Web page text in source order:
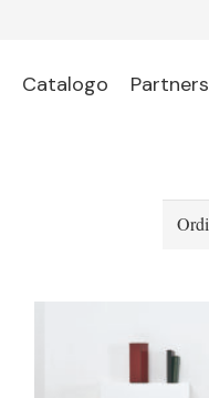
Catalogo Partners